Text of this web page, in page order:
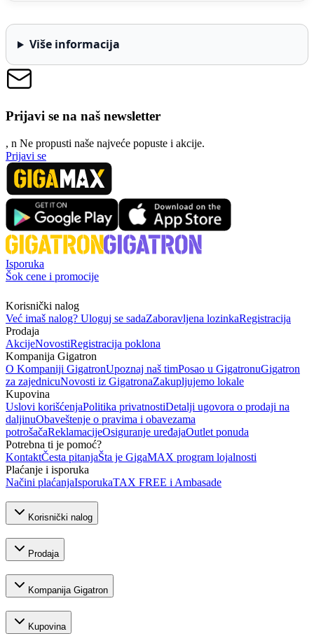
Više informacija
Prijavi se na naš newsletter
, n Ne propusti naše najveće popuste i akcije.
Prijavi se
Isporuka
Šok cene i promocije
Korisnički nalog
Već imaš nalog? Uloguj se sadaZaboravljena lozinkaRegistracija
Prodaja
AkcijeNovostiRegistracija poklona
Kompanija Gigatron
O Kompaniji GigatronUpoznaj naš timPosao u GigatronuGigatron
za zajednicuNovosti iz GigatronaZakupljujemo lokale
Kupovina
Uslovi korišćenjaPolitika privatnostiDetalji ugovora o prodaji na
daljinuObaveštenje o pravima i obavezama
potrošačaReklamacijeOsiguranje uređajaOutlet ponuda
Potrebna ti je pomoć?
KontaktČesta pitanjaŠta je GigaMAX program lojalnosti
Plaćanje i isporuka
Načini plaćanjaIsporukaTAX FREE i Ambasade
Korisnički nalog
Prodaja
Kompanija Gigatron
Kupovina